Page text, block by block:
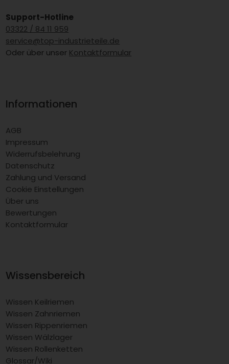
Support-Hotline
03322 / 84 11 959
service@top-industrieteile.de
Oder über unser Kontaktformular
Informationen
AGB
Impressum
Widerrufsbelehrung
Datenschutz
Zahlung und Versand
Cookie Einstellungen
Über uns
Bewertungen
Kontaktformular
Wissensbereich
Wissen Keilriemen
Wissen Zahnriemen
Wissen Rippenriemen
Wissen Wälzlager
Wissen Rollenketten
Glossar/Wiki